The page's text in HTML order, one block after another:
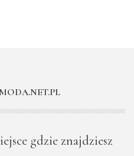
gdzie znajdziesz